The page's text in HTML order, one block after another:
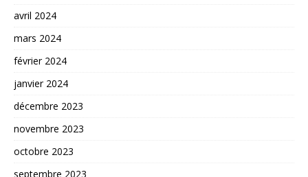
avril 2024
mars 2024
février 2024
janvier 2024
décembre 2023
novembre 2023
octobre 2023
septembre 2023